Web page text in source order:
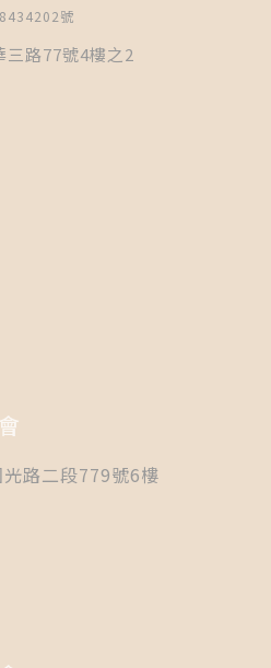
號
三路77號4樓之2
路二段779號6樓